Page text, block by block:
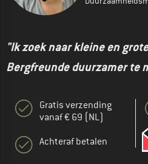
"Ik zoek naar kleine en
Bergfreunde duurzamer te
Gratis verzending
vanaf € 69 (NL)
Achteraf betalen